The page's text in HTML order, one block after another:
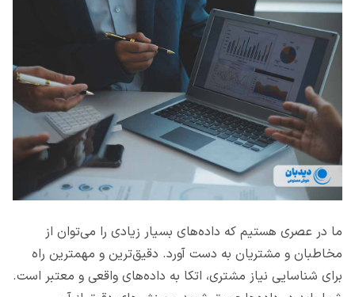
ما در عصری هستیم که داده‌های بسیار زیادی را می‌توان از
مخاطبان و مشتریان به دست آورد. دقیق‌ترین و مهمترین راه
برای شناسایی نیاز مشتری، اتکا به داده‌های واقعی و معتبر است.